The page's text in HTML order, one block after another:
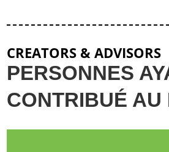
CREATORS & ADVISORS
PERSONNES
CONTRIBUÉ AU